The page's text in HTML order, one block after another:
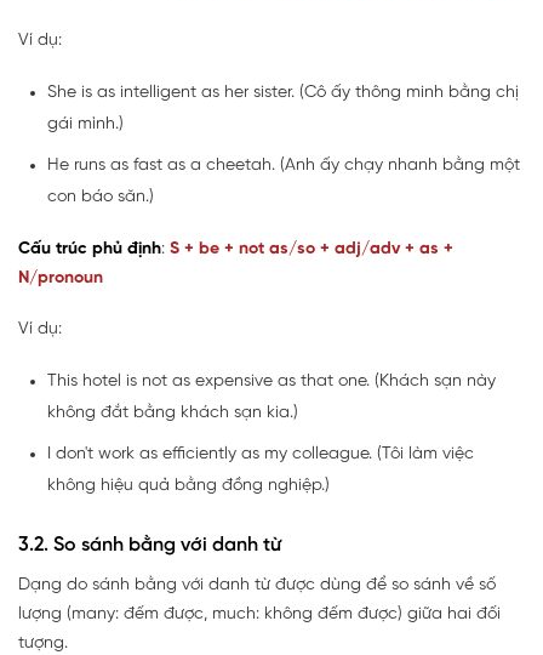
Ví dụ:
She is as intelligent as her sister. (Cô ấy thông minh bằng chị
gái mình.)
He runs as fast as a cheetah. (Anh ấy chạy nhanh bằng một
con báo săn.)
Cấu trúc phủ định: S + be + not as/so + adj/adv + as +
N/pronoun
Ví dụ:
This hotel is not as expensive as that one. (Khách sạn này
không đắt bằng khách sạn kia.)
I don't work as efficiently as my colleague. (Tôi làm việc
không hiệu quả bằng đồng nghiệp.)
3.2. So sánh bằng với danh từ
Dạng do sánh bằng với danh từ được dùng để so sánh về số
lượng (many: đếm được, much: không đếm được) giữa hai đối
tượng.